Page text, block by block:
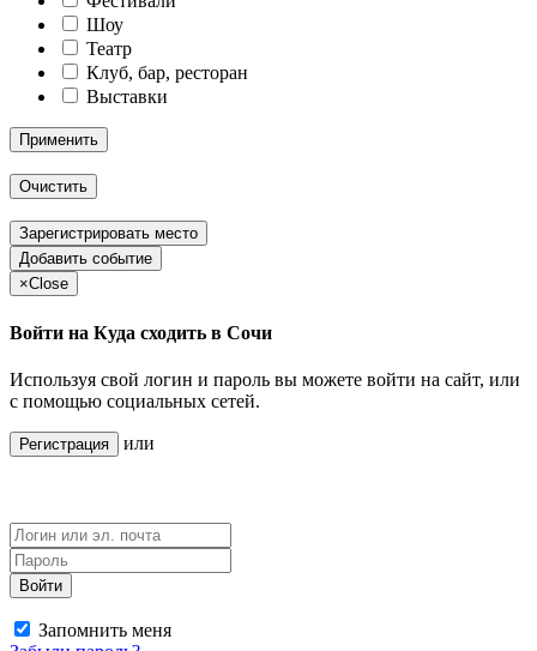
Шоу
Театр
Клуб, бар, ресторан
Выставки
Применить
Очистить
Зарегистрировать место
Добавить событие
×Close
Войти на Куда сходить в Сочи
Используя свой логин и пароль вы можете войти на сайт, или
с помощью социальных сетей.
Регистрация или
Войти
Запомнить меня